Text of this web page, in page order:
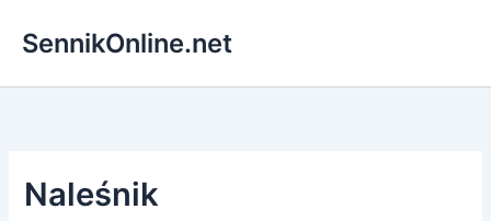
SennikOnline.net
Naleśnik